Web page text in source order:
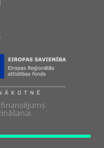
finansējums